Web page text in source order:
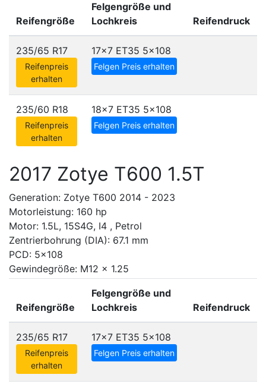
Reifengröße
Felgengröße und
Lochkreis
Reifendruck
235/65 R17
Reifenpreis
erhalten
17x7 ET35 5x108
Felgen Preis erhalten
235/60 R18
Reifenpreis
erhalten
18x7 ET35 5x108
Felgen Preis erhalten
2017 Zotye T600 1.5T
Generation: Zotye T600 2014 - 2023
Motorleistung: 160 hp
Motor: 1.5L, 15S4G, I4 , Petrol
Zentrierbohrung (DIA): 67.1 mm
PCD: 5x108
Gewindegröße: M12 x 1.25
Reifengröße
Felgengröße und
Lochkreis
Reifendruck
235/65 R17
Reifenpreis
erhalten
17x7 ET35 5x108
Felgen Preis erhalten